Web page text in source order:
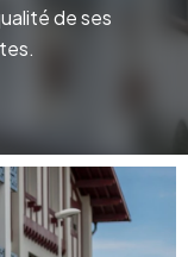
de ses